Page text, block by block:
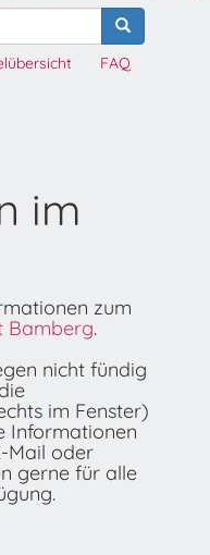
FAQ
im
zum
Bamberg.
nicht fündig
im Fenster)
Informationen
Mail oder
gerne für alle